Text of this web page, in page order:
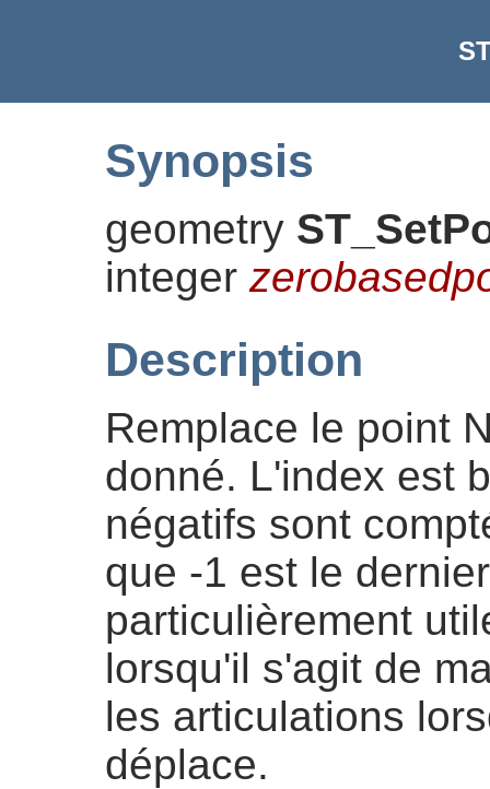
Synopsis
geometry
integer
Description
Remplace le point
donné. L'index est
négatifs sont
que -1 est le
particulièrement
lorsqu'il s'agit de
les articulations
déplace.